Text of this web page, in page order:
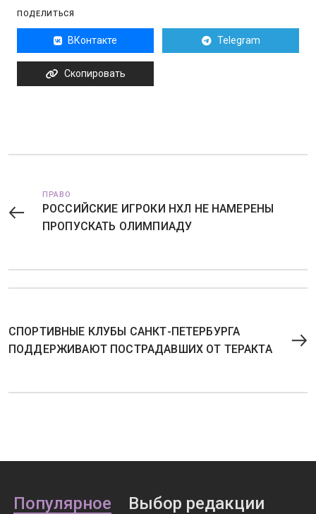
ПОДЕЛИТЬСЯ
ВКонтакте Telegram
Скопировать
ПРАВО
РОССИЙСКИЕ ИГРОКИ НХЛ НЕ НАМЕРЕНЫ
ПРОПУСКАТЬ ОЛИМПИАДУ
СПОРТИВНЫЕ КЛУБЫ САНКТ-ПЕТЕРБУРГА
ПОДДЕРЖИВАЮТ ПОСТРАДАВШИХ ОТ ТЕРАКТА
Популярное Выбор редакции